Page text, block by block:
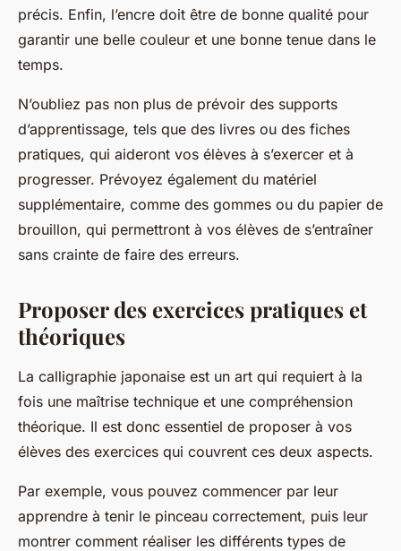
précis. Enfin, l’encre doit être de bonne qualité pour
garantir une belle couleur et une bonne tenue dans le
temps.
N’oubliez pas non plus de prévoir des supports
d’apprentissage, tels que des livres ou des fiches
pratiques, qui aideront vos élèves à s’exercer et à
progresser. Prévoyez également du matériel
supplémentaire, comme des gommes ou du papier de
brouillon, qui permettront à vos élèves de s’entraîner
sans crainte de faire des erreurs.
Proposer des exercices pratiques et
théoriques
La calligraphie japonaise est un art qui requiert à la
fois une maîtrise technique et une compréhension
théorique. Il est donc essentiel de proposer à vos
élèves des exercices qui couvrent ces deux aspects.
Par exemple, vous pouvez commencer par leur
apprendre à tenir le pinceau correctement, puis leur
montrer comment réaliser les différents types de